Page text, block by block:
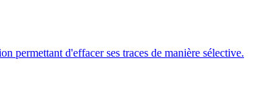
permettant d'effacer ses traces de manière sélective.